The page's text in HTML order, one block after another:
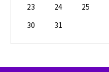
23
24 25
30
31